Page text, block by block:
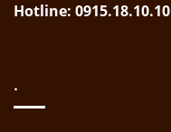
Hotline: 0915.18.10.10
.